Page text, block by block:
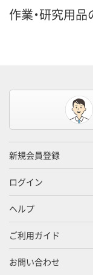
作業・研究用
新規会員登録
ログイン
ヘルプ
ご利用ガイド
お問い合わせ